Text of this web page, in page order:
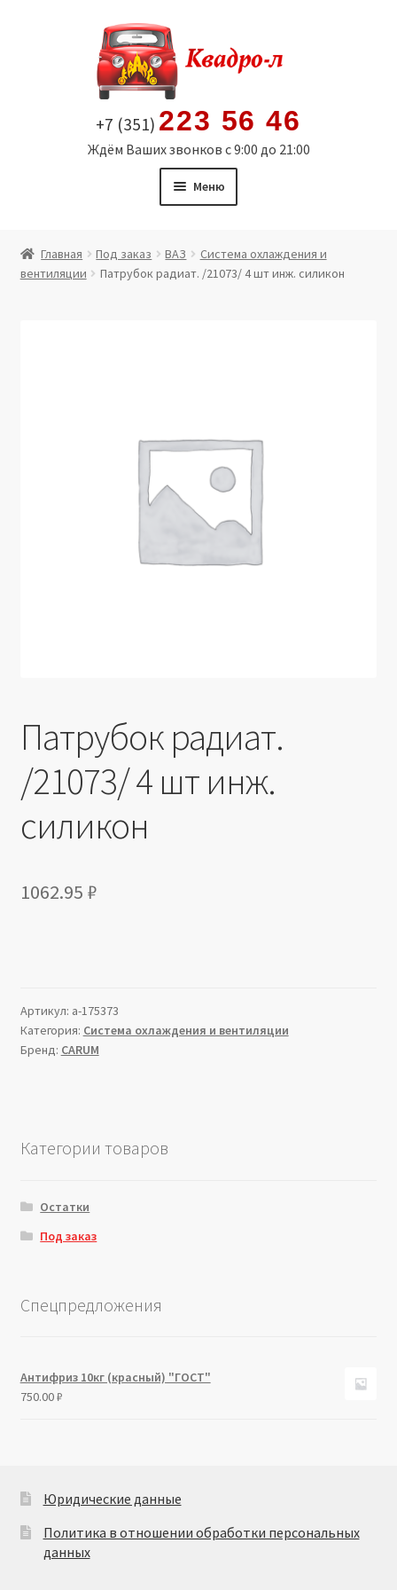
содержимому
+7 (351) 223 56 46
Ждём Ваших звонков с 9:00 до 21:00
Меню
Витрина
Юридические данные
Главная Под заказ ВАЗ
Система охлаждения и
вентиляции
Патрубок радиат. /21073/ 4 шт инж. силикон
Патрубок радиат.
/21073/ 4 шт инж.
силикон
1062.95 ₽
Артикул: a-175373
Категория: Система охлаждения и вентиляции
Бренд: CARUM
Категории товаров
Остатки
Под заказ
Спецпредложения
Антифриз 10кг (красный) "ГОСТ"
750.00₽
Юридические данные
Политика в отношении обработки персональных
данных